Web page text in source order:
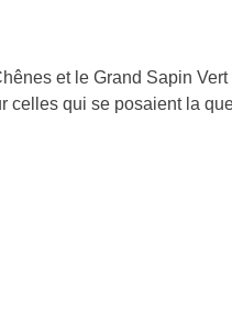
et le Grand Sapin
celles qui se posaient la